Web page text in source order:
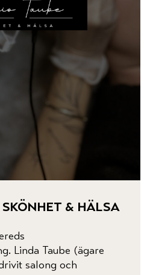
& hälsa
Linda Taube (ägare
salong och